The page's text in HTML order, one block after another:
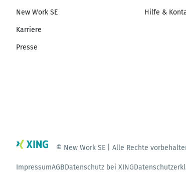
New Work SE
Karriere
Presse
Hilfe &
© New Work SE | Alle Rechte
ImpressumAGBDatenschutz bei XING